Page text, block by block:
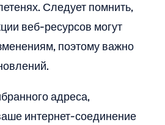
Следует помнить,
веб-ресурсов могут
поэтому важно
адреса,
интернет-соединение